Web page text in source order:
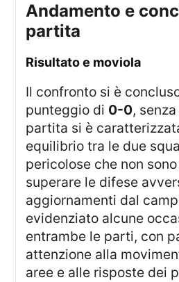
andamento e conclusioni della
partita
risultato e moviola
Il confronto si è concluso con un
punteggio di 0-0,
partita si è
equilibrio tra le due
pericolose che non
superare le difese
aggiornamenti dal
evidenziato alcune
entrambe le parti, con
attenzione alla
aree e alle risposte dei